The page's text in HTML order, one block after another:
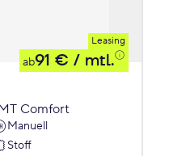
Leasing
ab91 € / mtl.
Comfort
Manuell
Stoff